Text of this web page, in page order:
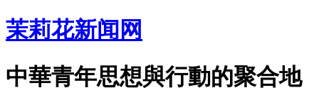
茉莉花新闻网
中華青年思想與行動的聚合地